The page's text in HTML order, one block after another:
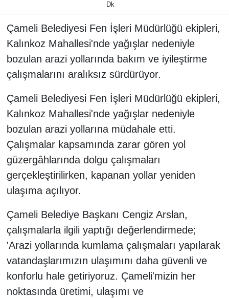
Dk
Çameli Belediyesi Fen İşleri Müdürlüğü ekipleri,
Kalınkoz Mahallesi'nde yağışlar nedeniyle
bozulan arazi yollarında bakım ve iyileştirme
çalışmalarını aralıksız sürdürüyor.
Çameli Belediyesi Fen İşleri Müdürlüğü ekipleri,
Kalınkoz Mahallesi'nde yağışlar nedeniyle
bozulan arazi yollarına müdahale etti.
Çalışmalar kapsamında zarar gören yol
güzergâhlarında dolgu çalışmaları
gerçekleştirilirken, kapanan yollar yeniden
ulaşıma açılıyor.
Çameli Belediye Başkanı Cengiz Arslan,
çalışmalarla ilgili yaptığı değerlendirmede;
'Arazi yollarında kumlama çalışmaları yapılarak
vatandaşlarımızın ulaşımını daha güvenli ve
konforlu hale getiriyoruz. Çameli'mizin her
noktasında üretimi, ulaşımı ve